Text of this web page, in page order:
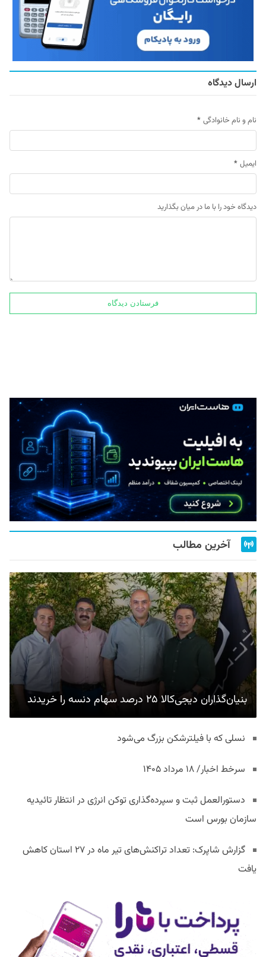
ارسال دیدگاه
نام و نام خانوادگی *
ایمیل *
دیدگاه خود را با ما در میان بگذارید
آخرین مطالب
بنیان‌گذاران دیجی‌کالا ۲۵ درصد سهام دنسه را خریدند
نسلی که با فیلترشکن بزرگ می‌شود
سرخط اخبار/ ۱۸ مرداد ۱۴۰۵
دستورالعمل ثبت و سپرده‌گذاری توکن انرژی در انتظار تائیدیه
سازمان بورس است
گزارش شاپرک: تعداد تراکنش‌های تیر ماه در ۲۷ استان‌ کاهش
یافت